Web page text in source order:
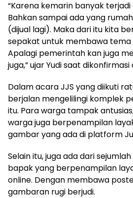
“Karena kemarin banyak terjadi
Bahkan sampai ada yang
(dijual lagi). Maka dari itu kita
sepakat untuk membawa tema
Apalagi pemerintah kan juga
juga,” ujar Yudi saat
Dalam acara JJS yang diikuti
berjalan mengelilingi komplek
itu. Para warga tampak
warga juga berpenampilan
gambar yang ada di platform
Selain itu, juga ada dari
bapak yang berpenampilan
online. Dengan membawa
gambaran rugi berjudi.